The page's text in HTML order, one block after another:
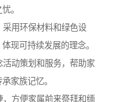
。
用环保材料和绿色设
现可持续发展的理念。
动策划和服务，帮助家
家族记忆。
方便家属前来祭拜和缅